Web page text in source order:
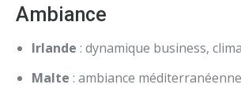
Ambiance
Irlande : dynamique business,
Malte : ambiance